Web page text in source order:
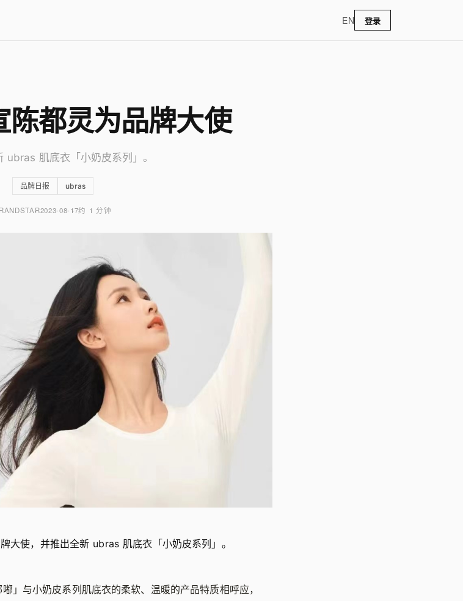
EN 登录
都灵为品牌大使
ubras 肌底衣「小奶皮系列」。
品牌日报 ubras
2023-08-17约 1 分钟
大使，并推出全新 ubras 肌底衣「小奶皮系列」。
」与小奶皮系列肌底衣的柔软、温暖的产品特质相呼应，